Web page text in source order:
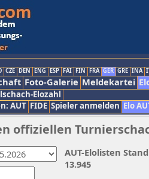
CZE DEN ENG ESP FAI FIN FRA GER GRE INA
Foto-Galerie Meldekartei
Elozahl
AUT FIDE Spieler anmelden Elo
offiziellen
AUT-Elolisten
13.945